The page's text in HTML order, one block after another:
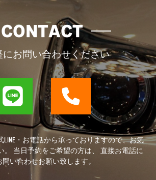
CONTACT
にお問い合わせください
LINE・お電話から承っておりますので、お気
。 当日予約をご希望の方は、 直接お電話に
問い合わせお願い致します。